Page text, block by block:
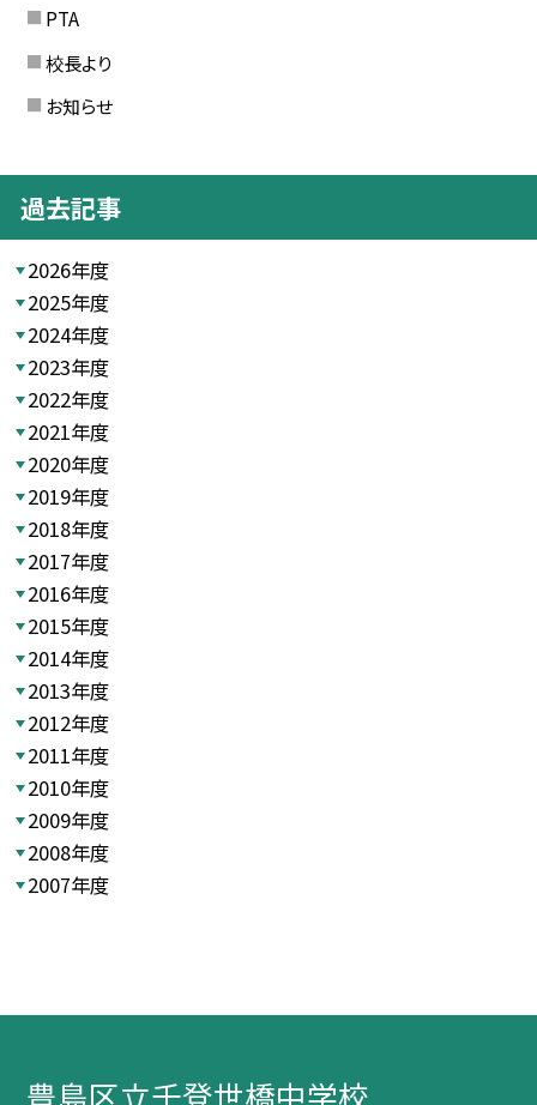
PTA
校長より
お知らせ
過去記事
2026年度
2025年度
2024年度
2023年度
2022年度
2021年度
2020年度
2019年度
2018年度
2017年度
2016年度
2015年度
2014年度
2013年度
2012年度
2011年度
2010年度
2009年度
2008年度
2007年度
豊島区立千登世橋中学校